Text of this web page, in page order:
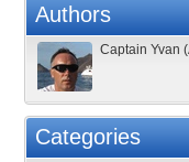
Authors
Captain Yvan
Categories